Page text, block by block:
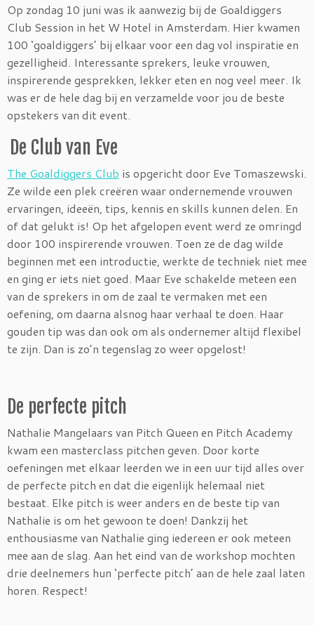
Op zondag 10 juni was ik aanwezig bij de Goaldiggers
Club Session in het W Hotel in Amsterdam. Hier kwamen
100 ‘goaldiggers’ bij elkaar voor een dag vol inspiratie en
gezelligheid. Interessante sprekers, leuke vrouwen,
inspirerende gesprekken, lekker eten en nog veel meer. Ik
was er de hele dag bij en verzamelde voor jou de beste
opstekers van dit event.
De Club van Eve
The Goaldiggers Club is opgericht door Eve Tomaszewski.
Ze wilde een plek creëren waar ondernemende vrouwen
ervaringen, ideeën, tips, kennis en skills kunnen delen. En
of dat gelukt is! Op het afgelopen event werd ze omringd
door 100 inspirerende vrouwen. Toen ze de dag wilde
beginnen met een introductie, werkte de techniek niet mee
en ging er iets niet goed. Maar Eve schakelde meteen een
van de sprekers in om de zaal te vermaken met een
oefening, om daarna alsnog haar verhaal te doen. Haar
gouden tip was dan ook om als ondernemer altijd flexibel
te zijn. Dan is zo’n tegenslag zo weer opgelost!
De perfecte pitch
Nathalie Mangelaars van Pitch Queen en Pitch Academy
kwam een masterclass pitchen geven. Door korte
oefeningen met elkaar leerden we in een uur tijd alles over
de perfecte pitch en dat die eigenlijk helemaal niet
bestaat. Elke pitch is weer anders en de beste tip van
Nathalie is om het gewoon te doen! Dankzij het
enthousiasme van Nathalie ging iedereen er ook meteen
mee aan de slag. Aan het eind van de workshop mochten
drie deelnemers hun ‘perfecte pitch’ aan de hele zaal laten
horen. Respect!